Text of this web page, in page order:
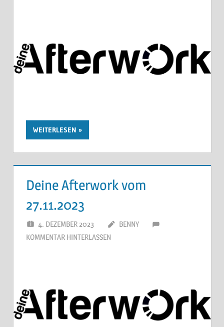
WEITERLESEN
Deine Afterwork vom
27.11.2023
4. DEZEMBER 2023
BENNY
KOMMENTAR HINTERLASSEN